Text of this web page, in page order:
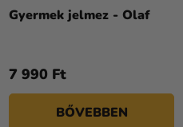
Gyermek jelmez - Olaf
7 990 Ft
BŐVEBBEN